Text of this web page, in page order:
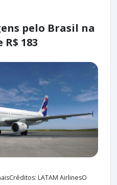
pelo Brasil na
183
LATAM AirlinesO